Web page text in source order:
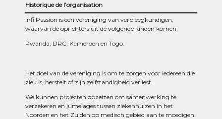
Historique de l’organisation
Infi Passion is een vereniging van verpleegkundigen,
waarvan de oprichters uit de volgende landen komen:
Rwanda, DRC, Kameroen en Togo.
Het doel van de vereniging is om te zorgen voor iedereen die
ziek is, herstelt of zijn zelfstandigheid verliest.
We kunnen projecten opzetten om samenwerking te
verzekeren en jumelages tussen ziekenhuizen in het
Noorden en het Zuiden op medisch gebied aan te moedigen.